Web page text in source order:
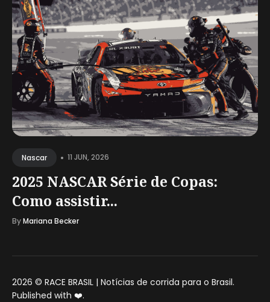
Nascar • 11 JUN, 2026
2025 NASCAR Série de Copas:
Como assistir...
ByMariana Becker
2026 © RACE BRASIL | Notícias de corrida para o Brasil.
Published with ❤️.